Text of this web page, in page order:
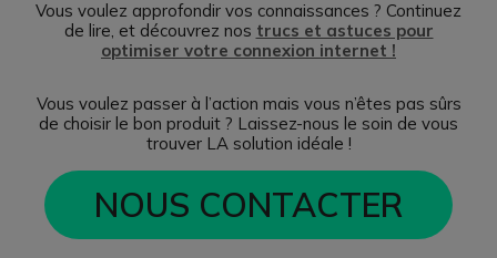
Vous voulez approfondir vos connaissances ? Continuez
de lire, et découvrez nos trucs et astuces pour
optimiser votre connexion internet !
Vous voulez passer à l’action mais vous n’êtes pas sûrs
de choisir le bon produit ? Laissez-nous le soin de vous
trouver LA solution idéale !
NOUS CONTACTER